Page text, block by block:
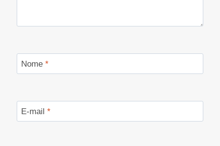
Nome *
E-mail *